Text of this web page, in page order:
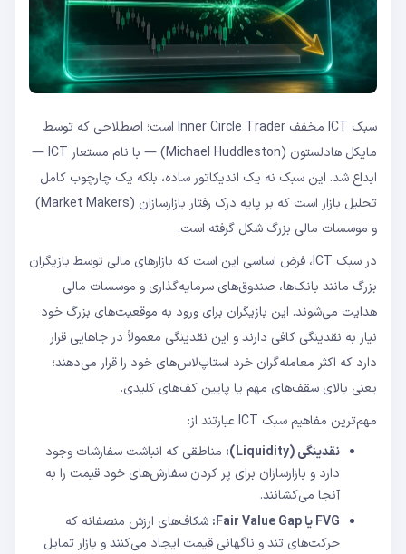
سبک ICT مخفف Inner Circle Trader است؛ اصطلاحی که توسط
مایکل هادلستون (Michael Huddleston) — با نام مستعار ICT —
ابداع شد. این سبک نه یک اندیکاتور ساده، بلکه یک چارچوب کامل
تحلیل بازار است که بر پایه درک رفتار بازارسازان (Market Makers)
و موسسات مالی بزرگ شکل گرفته است.
در سبک ICT، فرض اساسی این است که بازارهای مالی توسط بازیگران
بزرگ مانند بانک‌ها، صندوق‌های سرمایه‌گذاری و موسسات مالی
هدایت می‌شوند. این بازیگران برای ورود به موقعیت‌های بزرگ خود
نیاز به نقدینگی کافی دارند و این نقدینگی معمولاً در جاهایی قرار
دارد که اکثر معامله‌گران خرد استاپ‌لاس‌های خود را قرار می‌دهند؛
یعنی بالای سقف‌های مهم یا پایین کف‌های کلیدی.
مهم‌ترین مفاهیم سبک ICT عبارتند از:
نقدینگی (Liquidity):
مناطقی که انباشت سفارشات وجود
دارد و بازارسازان برای پر کردن سفارش‌های خود قیمت را به
آنجا می‌کشانند.
FVG یا Fair Value Gap:
شکاف‌های ارزش منصفانه که
حرکت‌های تند و ناگهانی قیمت ایجاد می‌کنند و بازار تمایل